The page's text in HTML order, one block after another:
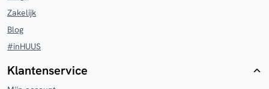
Zakelijk
Blog
#inHUUS
Klantenservice